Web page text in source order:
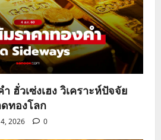
ฮั่วเซ่งเฮง วิเคราะห์ปัจจัย
ทองโลก
2026 0